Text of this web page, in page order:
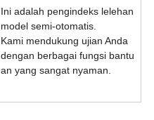
Ini adalah pengindeks lelehan
model semi-otomatis.
Kami mendukung ujian Anda
dengan berbagai fungsi bantu
an yang sangat nyaman.